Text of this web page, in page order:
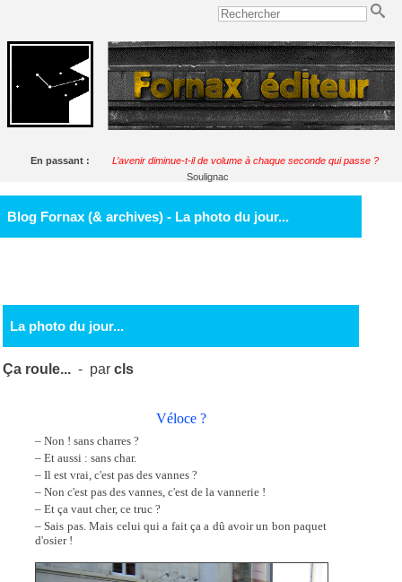
En passant :
L’avenir diminue-t-il de volume à chaque seconde qui passe ?
Soulignac
Blog Fornax (& archives) - La photo du jour...
La photo du jour...
Ça roule... - parcls
Véloce ?
– Non ! sans charres ?
– Et aussi : sans char.
– Il est vrai, c'est pas des vannes ?
– Non c'est pas des vannes, c'est de la vannerie !
– Et ça vaut cher, ce truc ?
– Sais pas. Mais celui qui a fait ça a dû avoir un bon paquet
d'osier !